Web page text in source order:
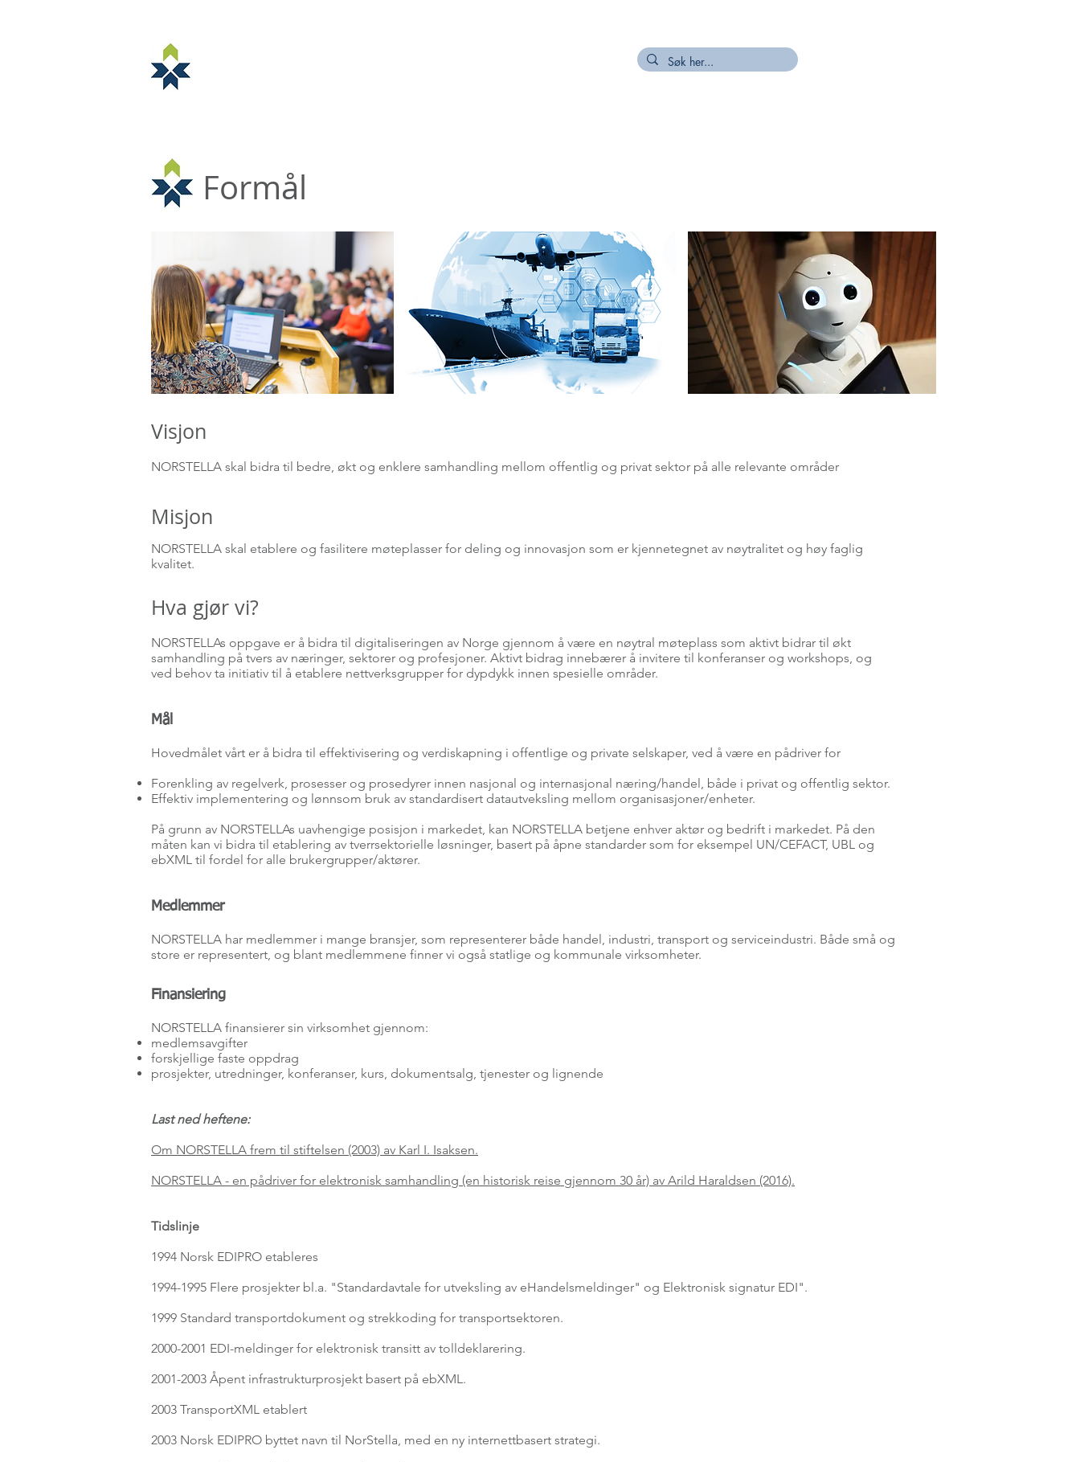
Formål
Visjon
NORSTELLA skal bidra til bedre, økt og enklere samhandling mellom offentlig og privat sektor på alle relevante områder
Misjon
NORSTELLA skal etablere og fasilitere møteplasser for deling og innovasjon som er kjennetegnet av nøytralitet og høy faglig
kvalitet.
Hva gjør vi?
NORSTELLAs oppgave er å bidra til digitaliseringen av Norge gjennom å være en nøytral møteplass som aktivt bidrar til økt
samhandling på tvers av næringer, sektorer og profesjoner. Aktivt bidrag innebærer å invitere til konferanser og workshops, og
ved behov ta initiativ til å etablere nettverksgrupper for dypdykk innen spesielle områder.
Mål
Hovedmålet vårt er å bidra til effektivisering og verdiskapning i offentlige og private selskaper, ved å være en pådriver for
Forenkling av regelverk, prosesser og prosedyrer innen nasjonal og internasjonal næring/handel, både i privat og offentlig sektor.
Effektiv implementering og lønnsom bruk av standardisert datautveksling mellom organisasjoner/enheter.
På grunn av NORSTELLAs uavhengige posisjon i markedet, kan NORSTELLA betjene enhver aktør og bedrift i markedet. På den
måten kan vi bidra til etablering av tverrsektorielle løsninger, basert på åpne standarder som for eksempel UN/CEFACT, UBL og
ebXML til fordel for alle brukergrupper/aktører.
Medlemmer
NORSTELLA har medlemmer i mange bransjer, som representerer både handel, industri, transport og serviceindustri. Både små og
store er representert, og blant medlemmene finner vi også statlige og kommunale virksomheter.
Finansiering
NORSTELLA finansierer sin virksomhet gjennom:
medlemsavgifter
forskjellige faste oppdrag
prosjekter, utredninger, konferanser, kurs, dokumentsalg, tjenester og lignende
Last ned heftene:
Om NORSTELLA frem til stiftelsen (2003) av Karl I. Isaksen.
NORSTELLA - en pådriver for elektronisk samhandling (en historisk reise gjennom 30 år) av Arild Haraldsen (2016).
Tidslinje
1994 Norsk EDIPRO etableres
1994-1995 Flere prosjekter bl.a. "Standardavtale for utveksling av eHandelsmeldinger" og Elektronisk signatur EDI".
1999 Standard transportdokument og strekkoding for transportsektoren.
2000-2001 EDI-meldinger for elektronisk transitt av tolldeklarering.
2001-2003 Åpent infrastrukturprosjekt basert på ebXML.
2003 TransportXML etablert
2003 Norsk EDIPRO byttet navn til NorStella, med en ny internettbasert strategi.